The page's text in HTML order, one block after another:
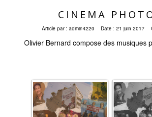
CINEMA
Article par : admin4220 Date : 21 juin 2017
Olivier Bernard compose des musiques